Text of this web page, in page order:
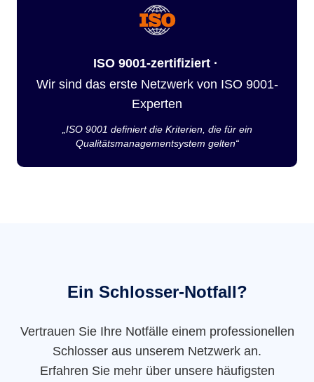
ISO 9001-zertifiziert ·
Wir sind das erste Netzwerk von ISO 9001-
Experten
„ISO 9001 definiert die Kriterien, die für ein
Qualitätsmanagementsystem gelten“
Ein Schlosser-Notfall?
Vertrauen Sie Ihre Notfälle einem professionellen
Schlosser aus unserem Netzwerk an.
Erfahren Sie mehr über unsere häufigsten